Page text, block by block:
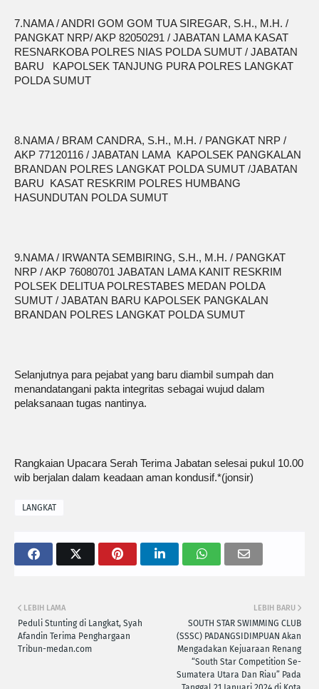
7.NAMA / ANDRI GOM GOM TUA SIREGAR, S.H., M.H. /
PANGKAT NRP/ AKP 82050291 / JABATAN LAMA KASAT
RESNARKOBA POLRES NIAS POLDA SUMUT / JABATAN
BARU KAPOLSEK TANJUNG PURA POLRES LANGKAT
POLDA SUMUT
8.NAMA / BRAM CANDRA, S.H., M.H. / PANGKAT NRP /
AKP 77120116 / JABATAN LAMA KAPOLSEK PANGKALAN
BRANDAN POLRES LANGKAT POLDA SUMUT /JABATAN
BARU KASAT RESKRIM POLRES HUMBANG
HASUNDUTAN POLDA SUMUT
9.NAMA / IRWANTA SEMBIRING, S.H., M.H. / PANGKAT
NRP / AKP 76080701 JABATAN LAMA KANIT RESKRIM
POLSEK DELITUA POLRESTABES MEDAN POLDA
SUMUT / JABATAN BARU KAPOLSEK PANGKALAN
BRANDAN POLRES LANGKAT POLDA SUMUT
Selanjutnya para pejabat yang baru diambil sumpah dan
menandatangani pakta integritas sebagai wujud dalam
pelaksanaan tugas nantinya.
Rangkaian Upacara Serah Terima Jabatan selesai pukul 10.00
wib berjalan dalam keadaan aman kondusif.*(jonsir)
LANGKAT
LEBIH BARU
SOUTH STAR SWIMMING CLUB
(SSSC) PADANGSIDIMPUAN Akan
Mengadakan Kejuaraan Renang
“South Star Competition Se-
Sumatera Utara Dan Riau” Pada
LEBIH LAMA
Peduli Stunting di Langkat, Syah
Afandin Terima Penghargaan
Tribun-medan.com